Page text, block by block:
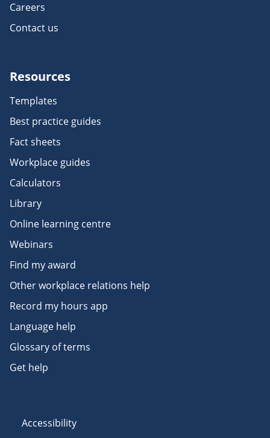
Careers
Contact us
Resources
Templates
Best practice guides
Fact sheets
Workplace guides
Calculators
Library
Online learning centre
Webinars
Find my award
Other workplace relations help
Record my hours app
Language help
Glossary of terms
Get help
Accessibility